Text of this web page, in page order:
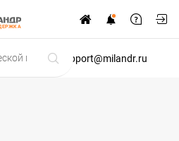
support@milandr.ru